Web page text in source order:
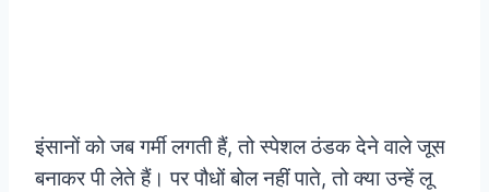
इंसानों को जब गर्मी लगती हैं, तो स्पेशल ठंडक देने वाले जूस
बनाकर पी लेते हैं। पर पौधों बोल नहीं पाते, तो क्या उन्हें लू